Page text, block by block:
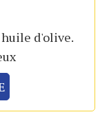
huile d'olive.